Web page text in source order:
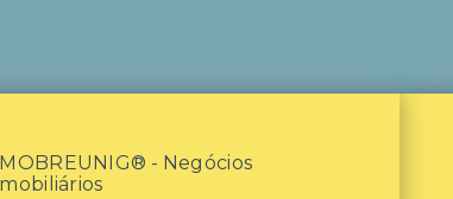
- Negócios